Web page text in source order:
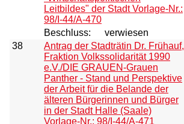
Leitbildes" der Stadt Vorlage-Nr.:
98/I-44/A-470
Beschluss:
verwiesen
38
Antrag der Stadträtin Dr. Frühauf,
Fraktion Volkssolidarität 1990
e.V./DIE GRAUEN-Grauen
Panther - Stand und Perspektive
der Arbeit für die Belande der
älteren Bürgerinnen und Bürger
in der Stadt Halle (Saale)
Vorlage-Nr.: 98/I-44/A-471